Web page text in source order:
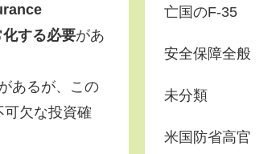
する必要があ
あるが、この
欠な投資確
亡国のF-35
安全保障全般
未分類
米国防省高官